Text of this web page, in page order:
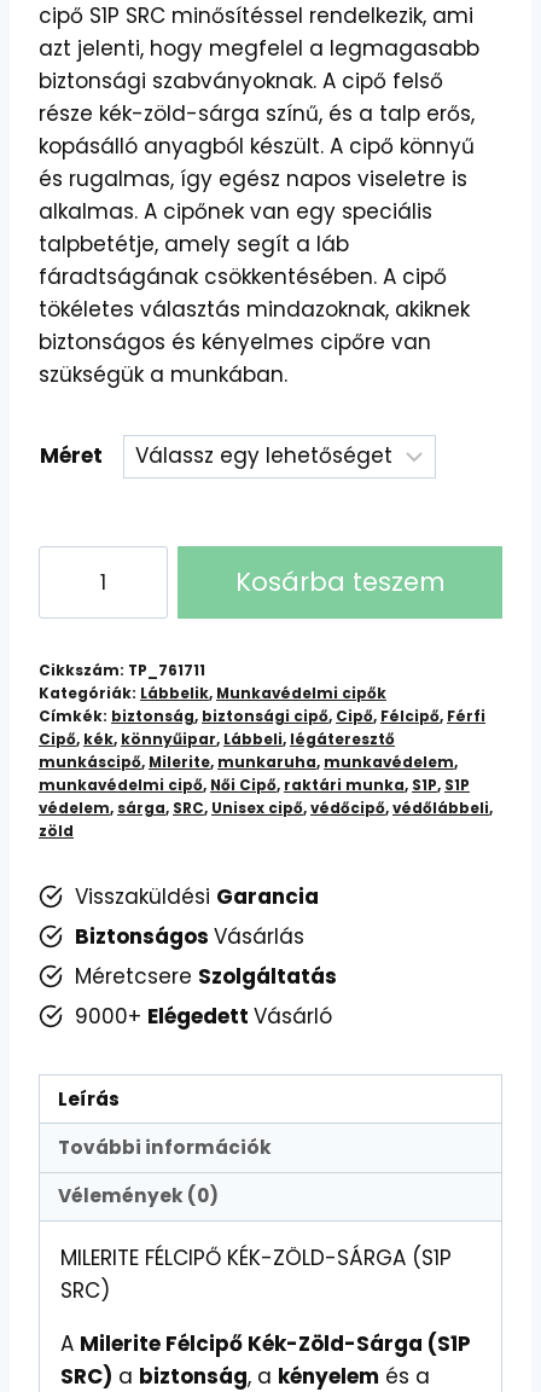
cipő S1P SRC minősítéssel rendelkezik, ami
azt jelenti, hogy megfelel a legmagasabb
biztonsági szabványoknak. A cipő felső
része kék-zöld-sárga színű, és a talp erős,
kopásálló anyagból készült. A cipő könnyű
és rugalmas, így egész napos viseletre is
alkalmas. A cipőnek van egy speciális
talpbetétje, amely segít a láb
fáradtságának csökkentésében. A cipő
tökéletes választás mindazoknak, akiknek
biztonságos és kényelmes cipőre van
szükségük a munkában.
Méret
Félcipő
Kék-
Zöld-
Sárga
(S1P
SRC)
-
Munkahelyi
és
Stílus
mennyiség
Kosárba teszem
Cikkszám: TP_761711
Kategóriák: Lábbelik, Munkavédelmi cipők
Címkék: biztonság, biztonsági cipő, Cipő, Félcipő, Férfi
Cipő, kék, könnyűipar, Lábbeli, légáteresztő
munkáscipő, Milerite, munkaruha, munkavédelem,
munkavédelmi cipő, Női Cipő, raktári munka, S1P, S1P
védelem, sárga, SRC, Unisex cipő,védőcipő,védőlábbeli,
zöld
Visszaküldési Garancia
Biztonságos Vásárlás
Méretcsere Szolgáltatás
9000+ Elégedett Vásárló
Leírás
További információk
Vélemények (0)
MILERITE FÉLCIPŐ KÉK-ZÖLD-SÁRGA (S1P
SRC)
A Milerite Félcipő Kék-Zöld-Sárga (S1P
SRC) a biztonság, a kényelem és a